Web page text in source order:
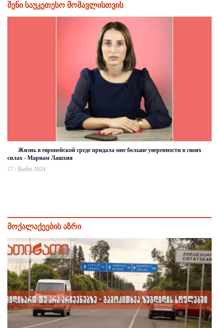
შენი საუკეთესო მომავლისთვის
Жизнь в европейской среде придала мне больше уверенности в своих
силах - Мариам Лашхия
27 / მაისი 2024
მოქალაქეების აზრი